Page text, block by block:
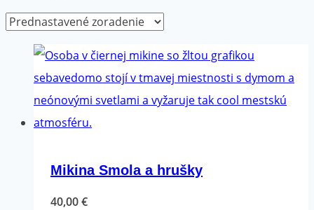
Mikina Smola a hrušky
40,00€